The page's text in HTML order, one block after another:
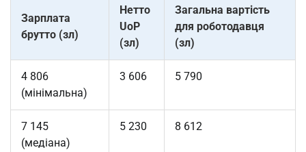
Зарплата
брутто (зл)
Нетто
UoP
(зл)
Загальна вартість
для роботодавця
(зл)
4 806
(мінімальна)
3 606 5 790
7 145
(медіана)
5 230 8 612